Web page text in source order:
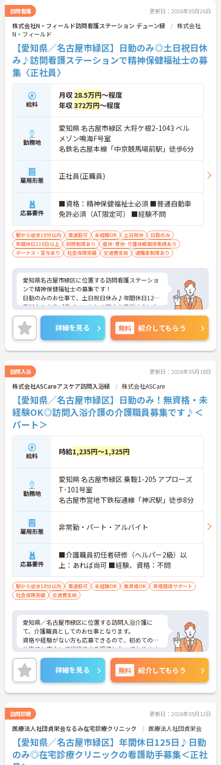
訪問看護 更新日：2026年05月26日
株式会社N・フィールド訪問看護ステーション デューン緑
株式会社
N・フィールド
【愛知県／名古屋市緑区】日勤のみ◎土日祝日休
み♪訪問看護ステーションで精神保健福祉士の募
集〈正社員〉
給料
月収 28.5万円～程度
年収372万円～程度
勤務地
愛知県 名古屋市緑区 大将ケ根2-1043 ベル
メゾン鳴海F号室
名鉄名古屋本線「中京競馬場前駅」徒歩6分
雇用形態 正社員(正職員)
応募要件
■資格：精神保健福祉士必須 ■普通自動車
免許必須（AT限定可） ■経験不問
駅から徒歩10分以内 車通勤可 未経験OK 土日祝休
日勤のみ
年間休日110日以上
研修制度あり
産休･育休･介護休暇取得実績あり
ボーナス・賞与あり
社会保険完備 交通費支給 退職金制度あり
愛知県名古屋市緑区に位置する訪問看護ステーショ
ンで精神保健福祉士の募集です！
日勤のみのお仕事で、土日祝日休み♪年間休日120
日以上もありプライベートとの両立を目指す方にお
すすめの環境です◎マイカーでの通勤もOK！現場経
験のない方でもチャレンジできる職場で、しっかり
としたフォロー体制で、経験に関わらず安心してス
タートできます。
こちらの求人にご興味がございましたら面接のポイ
ます。
詳細を見る 無料 紹介してもらう
訪問入浴 更新日：2026年05月18日
株式会社ASCareアスケア訪問入浴緑 株式会社ASCare
【愛知県／名古屋市緑区】日勤のみ！無資格・未
経験OK◎訪問入浴介護の介護職員募集です♪＜
パート＞
給料 時給1,235円～1,325円
勤務地
愛知県 名古屋市緑区 乗鞍1-205 アプローズ
T･101号室
名古屋市営地下鉄桜通線「神沢駅」徒歩8分
雇用形態 非常勤・パート・アルバイト
応募要件
■介護職員初任者研修（ヘルパー2級）以
上：あれば尚可 ■経験、資格：不問
駅から徒歩10分以内 車通勤可 未経験OK 無資格OK
資格取得サポート
社会保険完備
交通費支給
愛知県／名古屋市緑区に位置する訪問入浴介護に
て、介護職員としてのお仕事となります。
資格や経験がない方も応募できるので、初めてのお
仕事でも安心して挑戦できる環境となっております
♪日勤のみで、週2日から勤務可能となっているの
で、とても働きやすいです！
ご興味ある方は面接ポイントをお伝えしますので、
お気軽にお問い合わせください♪
詳細を見る 無料 紹介してもらう
訪問診療 更新日：2026年05月12日
医療法人社団貞栄会なるみ在宅診療クリニック 医療法人社団貞栄会
【愛知県／名古屋市緑区】年間休日125日♪日勤
のみ◎在宅診療クリニックの看護助手募集＜正社